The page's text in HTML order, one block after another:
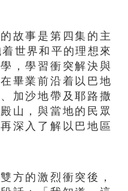
事是第四集的主
世界和平的理想來
，學習衝突解決與
畢業前沿着以巴地
加沙地帶及耶路撒
山，與當地的民眾
深入了解以巴地區
的激烈衝突後，